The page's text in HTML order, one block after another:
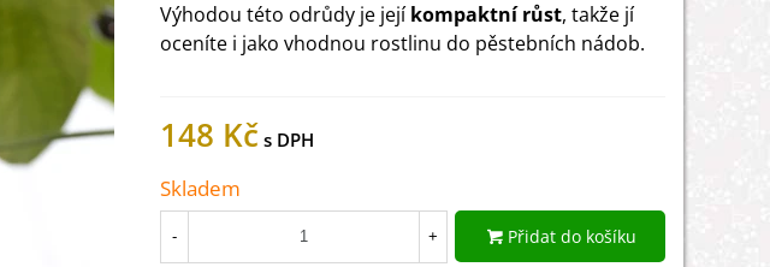
Výhodou této odrůdy je jejíkompaktní růst, takže jí
oceníte i jako vhodnou rostlinu do pěstebních nádob.
148 Kč
Skladem
- + Přidat do košíku